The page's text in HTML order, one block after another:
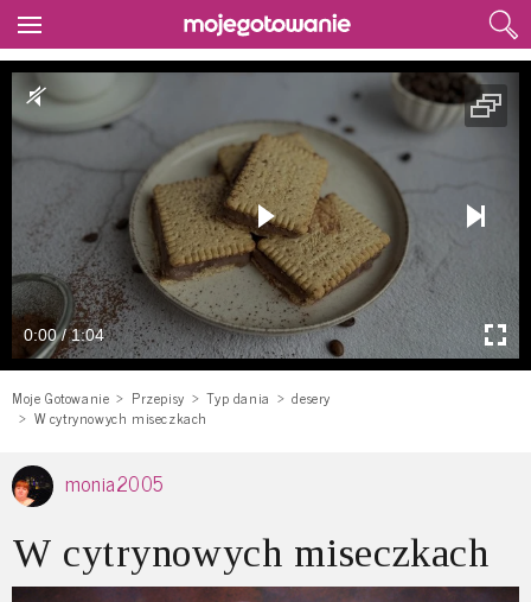
0:00 / 1:04
Moje Gotowanie Przepisy Typ dania
desery
W cytrynowych miseczkach
monia2005
W cytrynowych miseczkach